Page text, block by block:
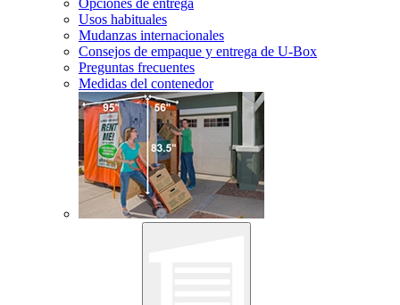
Usos habituales
Mudanzas internacionales
Consejos de empaque y entrega de U-Box
Preguntas frecuentes
Medidas del contenedor